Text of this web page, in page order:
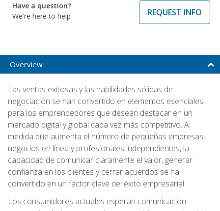
Have a question?
We're here to help
REQUEST INFO
Overview
Las ventas exitosas y las habilidades sólidas de
negociación se han convertido en elementos esenciales
para los emprendedores que desean destacar en un
mercado digital y global cada vez más competitivo. A
medida que aumenta el número de pequeñas empresas,
negocios en línea y profesionales independientes, la
capacidad de comunicar claramente el valor, generar
confianza en los clientes y cerrar acuerdos se ha
convertido en un factor clave del éxito empresarial.
Los consumidores actuales esperan comunicación